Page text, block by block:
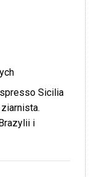
Sicilia
i